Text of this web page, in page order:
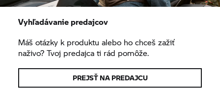
Vyhľadávanie predajcov
Máš otázky k produktu alebo ho chceš zažiť
naživo? Tvoj predajca ti rád pomôže.
PREJSŤ NA PREDAJCU